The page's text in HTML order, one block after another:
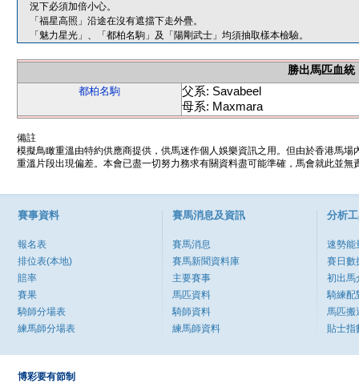
況下必須加倍小心。
「福星高照」沿途在沒有遮擋下走外疊。
「魅力星光」、「都柏名駒」及「陽剛武士」均須抽取樣本檢驗。
勝出馬匹血統
都柏名駒
父系: Savabeel
母系: Maxmara
備註
模擬鳥瞰重溫由特約供應商提供，供馬迷作個人娛樂資訊之用。但由於香港馬
重溫片段出現偏差。本會已盡一切努力務求有關資料盡可能準確，馬會就此並
賽事資料
報名表
排位表(本地)
賠率
賽果
騎師分場表
練馬師分場表
賽馬消息及資訊
賽馬消息
賽馬新聞資料庫
主要賽事
馬匹資料
騎師資料
練馬師資料
分析
速勢能
賽日數
初出馬
騎練配
馬匹搬
貼士指
博彩要有節制